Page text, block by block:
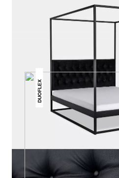
DAS
DUOFLEX